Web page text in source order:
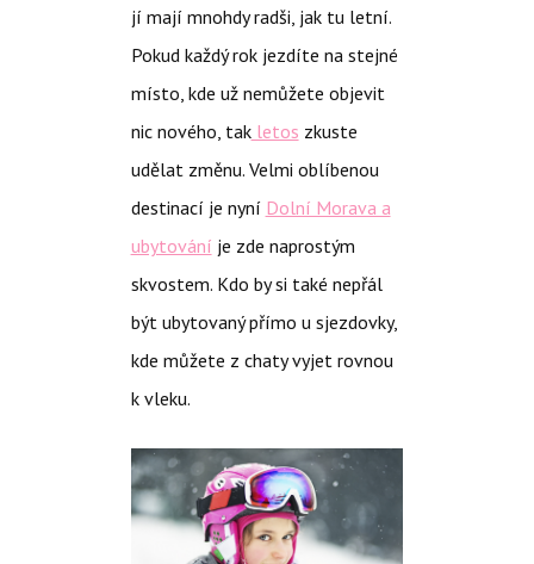
jí mají mnohdy radši, jak tu letní.
Pokud každý rok jezdíte na stejné
místo, kde už nemůžete objevit
nic nového, takletos zkuste
udělat změnu. Velmi oblíbenou
destinací je nyní Dolní Morava a
ubytování je zde naprostým
skvostem. Kdo by si také nepřál
být ubytovaný přímo u sjezdovky,
kde můžete z chaty vyjet rovnou
k vleku.